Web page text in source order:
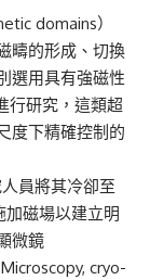
domains）
疇的形成、切換
選用具有強磁性
行研究，這類超
度下精確控制的
員將其冷卻至
加磁場以建立明
微鏡
cryo-